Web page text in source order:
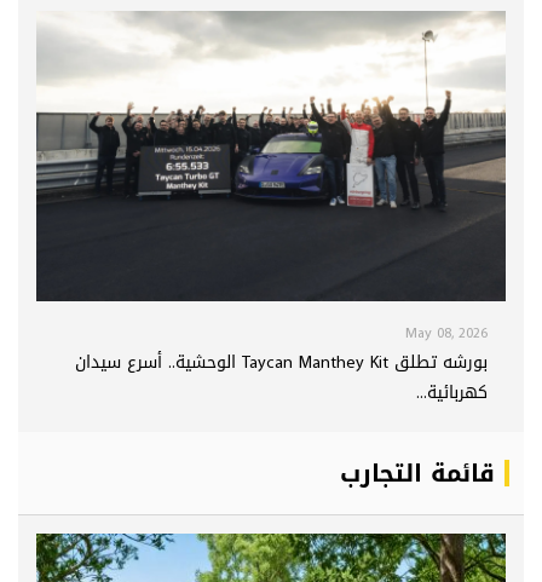
May 08, 2026
بورشه تطلق Taycan Manthey Kit الوحشية.. أسرع سيدان
كهربائية...
قائمة التجارب